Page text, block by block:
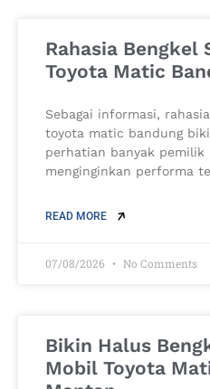
Rahasia Bengkel
Toyota Matic
Sebagai informasi,
toyota matic bandung
perhatian banyak pemilik
menginginkan performa
READ MORE
07/08/2026 No Comments
Bikin Halus
Mobil Toyota